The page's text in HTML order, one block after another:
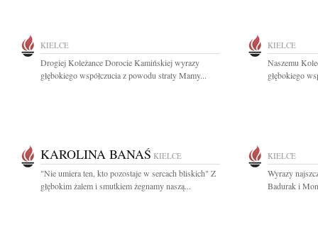
KIELCE
Drogiej Koleżance Dorocie Kamińskiej wyrazy
głębokiego współczucia z powodu straty Mamy...
KIELCE
Naszemu
głębokiego
KAROLINA BANAŚ KIELCE
"Nie umiera ten, kto pozostaje w sercach bliskich" Z
głębokim żalem i smutkiem żegnamy naszą...
KIELCE
Wyrazy
Badurak i